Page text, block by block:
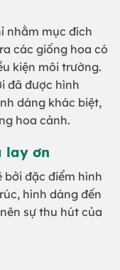
nhằm mục đích
các giống hoa có
kiện môi trường.
đã được hình
dáng khác biệt,
hoa cảnh.
lay ơn
bởi đặc điểm hình
hình dáng đến
sự thu hút của